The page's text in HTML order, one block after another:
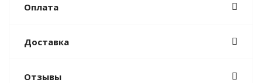
Оплата
Доставка
Отзывы